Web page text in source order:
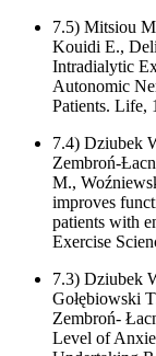
7.5) Mitsiou
Kouidi E.,
Intradialytic
Autonomic
Patients. Life,
7.4) Dziubek
Zembroń-
M.,
improves
patients with
Exercise
7.3) Dziubek
Gołębiowski
Zembroń-
Level of